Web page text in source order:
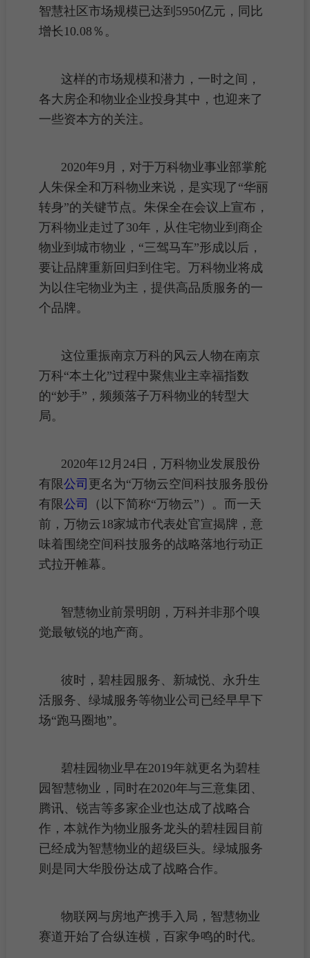
智慧社区市场规模已达到5950亿元，同比
增长10.08％。
这样的市场规模和潜力，一时之间，
各大房企和物业企业投身其中，也迎来了
一些资本方的关注。
2020年9月，对于万科物业事业部掌舵
人朱保全和万科物业来说，是实现了“华丽
转身”的关键节点。朱保全在会议上宣布，
万科物业走过了30年，从住宅物业到商企
物业到城市物业，“三驾马车”形成以后，
要让品牌重新回归到住宅。万科物业将成
为以住宅物业为主，提供高品质服务的一
个品牌。
这位重振南京万科的风云人物在南京
万科“本土化”过程中聚焦业主幸福指数
的“妙手”，频频落子万科物业的转型大
局。
2020年12月24日， 万科物业发展股份
有限公司 更名为“万物云空间科技服务股份
有限公司
（以下简称“万物云”）。而一天
前，万物云18家城市代表处官宣揭牌，意
味着围绕空间科技服务的战略落地行动正
式拉开帷幕。
智慧物业前景明朗，万科并非那个嗅
觉最敏锐的地产商。
彼时，碧桂园服务、新城悦、永升生
活服务、绿城服务等物业公司 已经早早下
场“跑马圈地”。
碧桂园物业早在2019年就更名为碧桂
园智慧物业，同时在2020年与三意集团、
腾讯、锐吉等多家企业也达成了战略合
作，本就作为物业服务龙头的碧桂园目前
已经成为智慧物业的超级巨头。绿城服务
则是同大华股份达成了战略合作。
物联网与房地产携手入局，智慧物业
赛道开始了合纵连横，百家争鸣的时代。